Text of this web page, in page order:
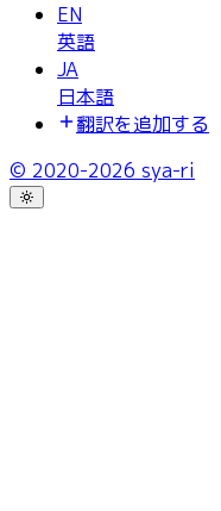
EN
英語
JA
日本語
翻訳を追加する
© 2020-2026 sya-ri